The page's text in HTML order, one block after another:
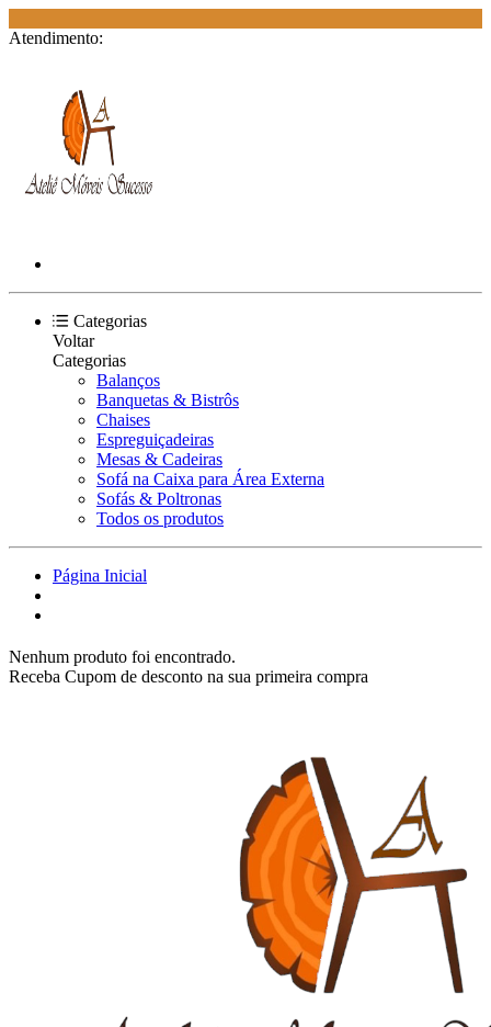
Atendimento:
Categorias
Voltar
Categorias
Balanços
Banquetas & Bistrôs
Chaises
Espreguiçadeiras
Mesas & Cadeiras
Sofá na Caixa para Área Externa
Sofás & Poltronas
Todos os produtos
Página Inicial
Nenhum produto foi encontrado.
Receba Cupom de desconto na sua primeira compra